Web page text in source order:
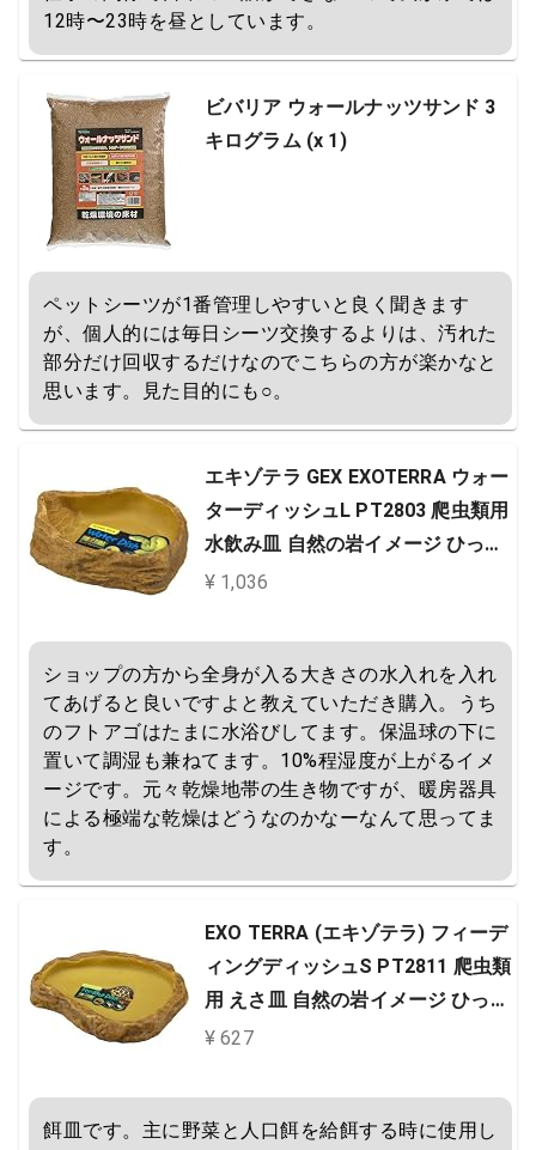
12時〜23時を昼としています。
ビバリア ウォールナッツサンド 3
キログラム (x 1)
ペットシーツが1番管理しやすいと良く聞きます
が、個人的には毎日シーツ交換するよりは、汚れた
部分だけ回収するだけなのでこちらの方が楽かなと
思います。見た目的にも○。
エキゾテラ GEX EXOTERRA ウォー
ターディッシュL PT2803 爬虫類用
水飲み皿 自然の岩イメージ ひっく
り返しにくい W21×D17×H5cm
¥ 1,036
ショップの方から全身が入る大きさの水入れを入れ
てあげると良いですよと教えていただき購入。うち
のフトアゴはたまに水浴びしてます。保温球の下に
置いて調湿も兼ねてます。10%程湿度が上がるイメ
ージです。元々乾燥地帯の生き物ですが、暖房器具
による極端な乾燥はどうなのかなーなんて思ってま
す。
EXO TERRA (エキゾテラ) フィーデ
ィングディッシュS PT2811 爬虫類
用 えさ皿 自然の岩イメージ ひっく
り返しにくい W14.5×D10×H2.3cm
¥ 627
餌皿です。主に野菜と人口餌を給餌する時に使用し